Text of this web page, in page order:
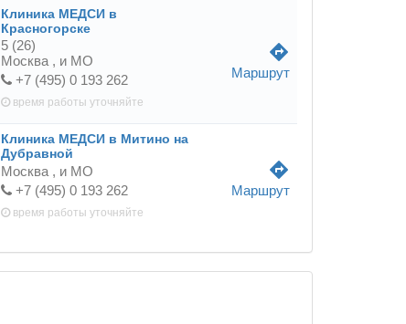
Клиника МЕДСИ в
Красногорске
5 (26)
Москва , и МО
+7 (495) 0 193 262
время работы уточняйте
directions
Маршрут
Клиника МЕДСИ в Митино на
Дубравной
Москва , и МО
+7 (495) 0 193 262
время работы уточняйте
directions
Маршрут